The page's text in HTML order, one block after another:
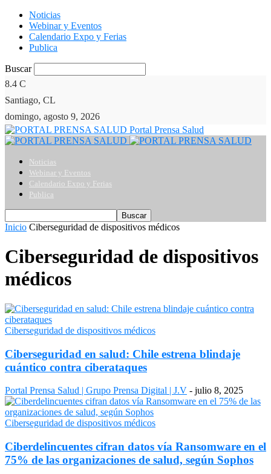
Noticias
Webinar y Eventos
Calendario Expo y Ferias
Publica
Buscar
8.4 C
Santiago, CL
domingo, agosto 9, 2026
Portal Prensa Salud
Noticias
Webinar y Eventos
Calendario Expo y Ferias
Publica
Inicio Ciberseguridad de dispositivos médicos
Ciberseguridad de dispositivos
médicos
Ciberseguridad de dispositivos médicos
Ciberseguridad en salud: Chile estrena blindaje
cuántico contra ciberataques
Portal Prensa Salud | Grupo Prensa Digital | J.V - julio 8, 2025
Ciberseguridad de dispositivos médicos
Ciberdelincuentes cifran datos vía Ransomware en el
75% de las organizaciones de salud, según Sophos